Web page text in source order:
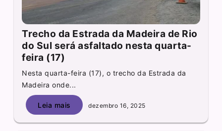
Trecho da Estrada da Madeira de Rio
do Sul será asfaltado nesta quarta-
feira (17)
Nesta quarta-feira (17), o trecho da Estrada da
Madeira onde...
Leia mais dezembro 16, 2025